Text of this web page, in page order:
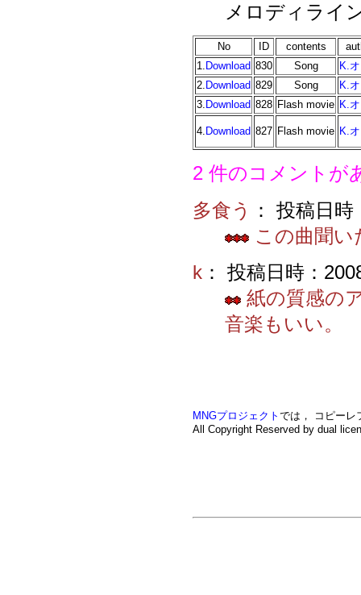
メロディライ
No ID contents
1. Download 830 Song
K.
2. Download 829 Song
K.
3. Download 828 Flash movie K.
4. Download 827 Flash movie K.
2 件のコメントが
多食う
： 投稿日
この曲聞
k ： 投稿日時：
紙の質感の
音楽もいい。
MNGプロジェクト では， コピーレ
All Copyright Reserved by dual